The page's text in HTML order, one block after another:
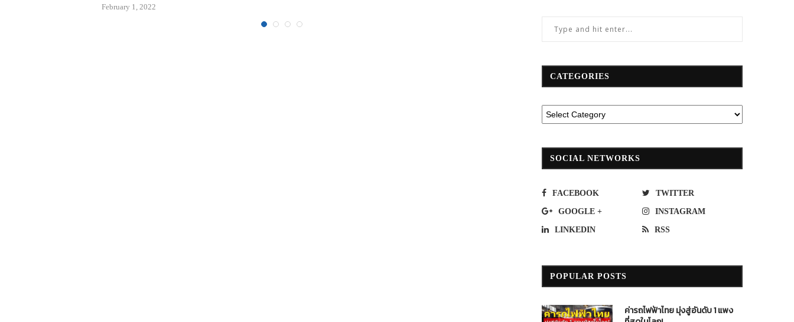
February 1, 2022
CATEGORIES
SOCIAL NETWORKS
FACEBOOK TWITTER
GOOGLE + INSTAGRAM
LINKEDIN RSS
POPULAR POSTS
ค่ารถไฟฟ้าไทย มุ่งสู่อันดับ 1 แพง